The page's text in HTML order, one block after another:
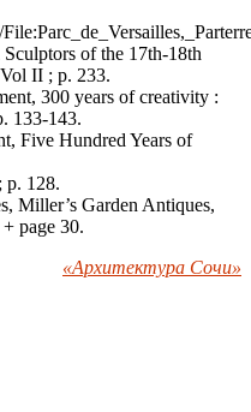
of the 17th-18th
II ; p. 233.
300 years of creativity :
133-143.
Five Hundred Years of
p. 128.
Miller’s Garden Antiques,
page 30.
«Архитектура Сочи»